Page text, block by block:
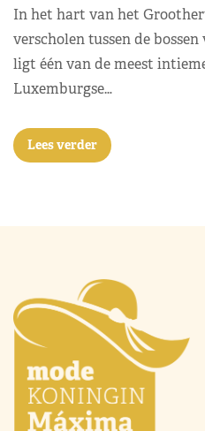
In het hart van het
verscholen tussen de
ligt één van de meest
Luxemburgse…
Lees verder